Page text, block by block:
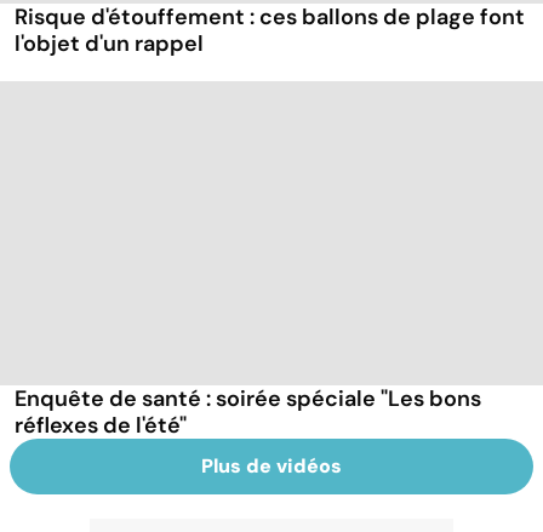
Risque d'étouffement : ces ballons de plage font
l'objet d'un rappel
Enquête de santé : soirée spéciale "Les bons
réflexes de l'été"
Plus de vidéos